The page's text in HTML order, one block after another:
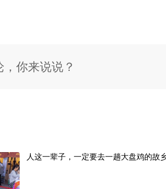
你来说说？
人这一辈子，一定要去一趟大盘鸡的故